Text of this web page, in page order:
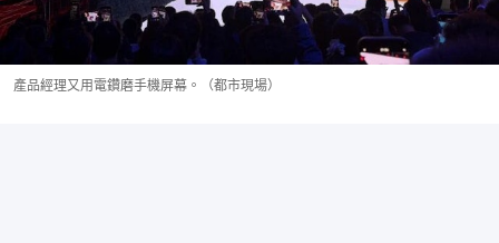
產品經理又用電鑽磨手機屏幕。（都市現場）